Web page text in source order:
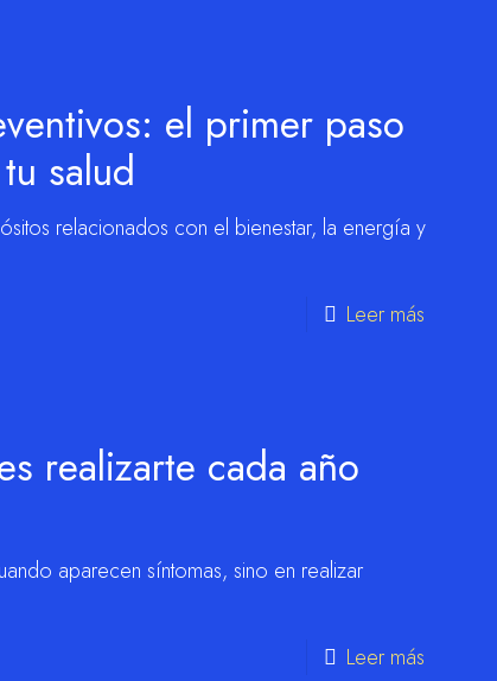
el primer paso
salud
relacionados con el bienestar, la energía y
Leer más
realizarte cada año
aparecen síntomas, sino en realizar
Leer más